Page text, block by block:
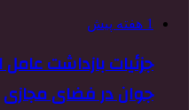
1 هفته پیش
جزئیات بازداشت
جوان در فضای مجازی